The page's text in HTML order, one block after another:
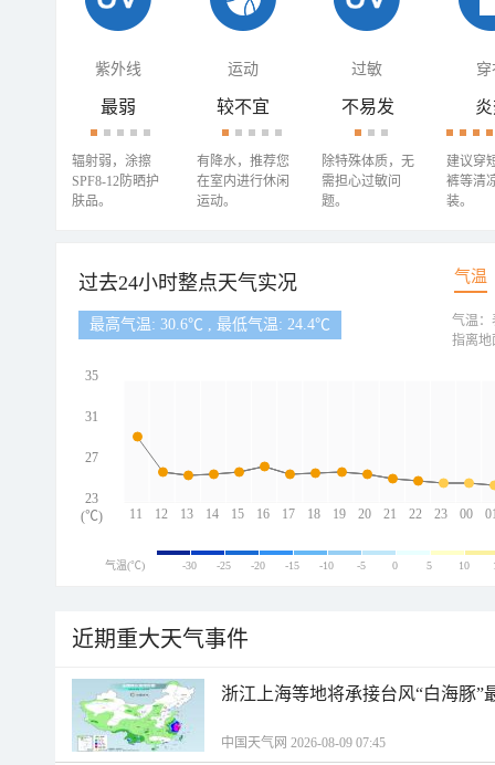
紫外线 运动 过敏 穿
最弱
辐射弱，涂擦
SPF8-12防晒护
肤品。
较不宜
有降水，推荐您
在室内进行休闲
运动。
不易发
除特殊体质，无
需担心过敏问
题。
建议穿
裤等清
装。
过去24小时整点天气实况 气温
最高气温: 30.6℃ , 最低气温: 24.4℃
11 12 13 14 15 16 17 18 19 20 21 22 23 00
35
31
27
23
(℃)
气温：
指离地
气温(℃) -30 -25 -20 -15 -10 -5 0 5 10
近期重大天气事件
浙江上海等地将承接台风“白海豚”
中国天气网 2026-08-09 07:45